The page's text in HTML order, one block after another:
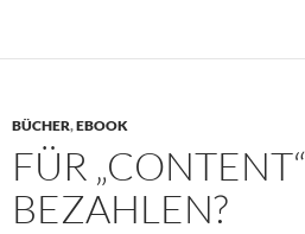
BÜCHER,EBOOK
FÜR „CONTENT“
BEZAHLEN?